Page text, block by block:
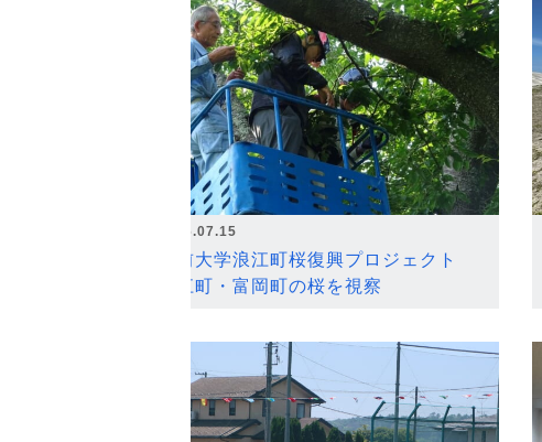
2026.07.15
弘前大学浪江町桜復興プロジェクト
浪江町・富岡町の桜を視察